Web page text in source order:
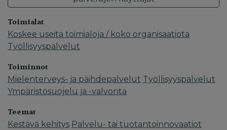
Toimialat
Koskee useita toimialoja / koko organisaatiota
Työllisyyspalvelut
Toiminnot
Mielenterveys- ja päihdepalvelut Työllisyyspalvelut
Ympäristösuojelu ja -valvonta
Teemat
Kestävä kehitys Palvelu- tai tuotantoinnovaatiot